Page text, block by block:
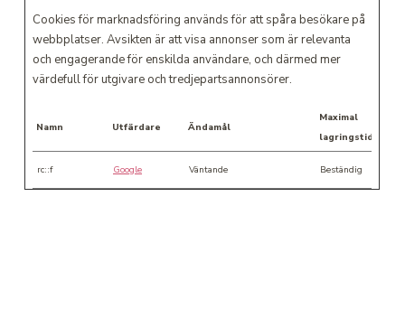
Cookies för marknadsföring används för att spåra besökare på
webbplatser. Avsikten är att visa annonser som är relevanta
och engagerande för enskilda användare, och därmed mer
värdefull för utgivare och tredjepartsannonsörer.
Namn Utfärdare Ändamål
Maximal
lagringstid
rc::f Google Väntande Beständig